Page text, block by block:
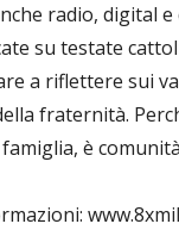
radio, digital
su testate
a riflettere sui
fraternità.
è